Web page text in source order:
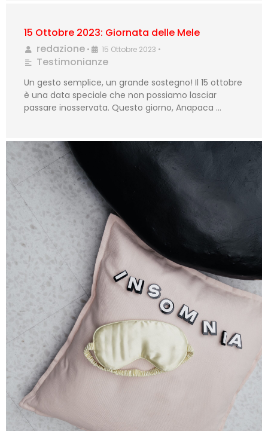
15 Ottobre 2023: Giornata delle Mele
redazione • 15 Ottobre 2023 •
Testimonianze
Un gesto semplice, un grande sostegno! Il 15 ottobre
è una data speciale che non possiamo lasciar
passare inosservata. Questo giorno, Anapaca …